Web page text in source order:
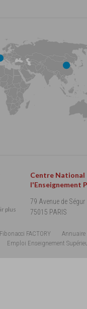
plus
Centre National
l'Enseignement
79 Avenue de Ségur
75015 PARIS
FACTORY
Annuaire
Emploi Enseignement